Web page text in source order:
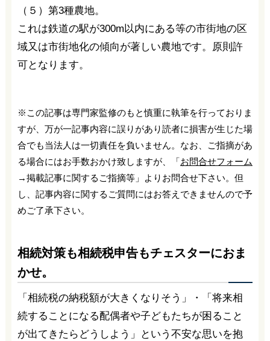
（５）第3種農地。
これは鉄道の駅が300m以内にある等の市街地の区
域又は市街地化の傾向が著しい農地です。原則許
可となります。
※この記事は専門家監修のもと慎重に執筆を行っておりま
すが、万が一記事内容に誤りがあり読者に損害が生じた場
合でも当法人は一切責任を負いません。なお、ご指摘があ
る場合にはお手数おかけ致しますが、「お問合せフォーム
→掲載記事に関するご指摘等」よりお問合せ下さい。但
し、記事内容に関するご質問にはお答えできませんので予
めご了承下さい。
相続対策も相続税申告もチェスターにおま
かせ。
「相続税の納税額が大きくなりそう」・「将来相
続することになる配偶者や子どもたちが困ること
が出てきたらどうしよう」という不安な思いを抱